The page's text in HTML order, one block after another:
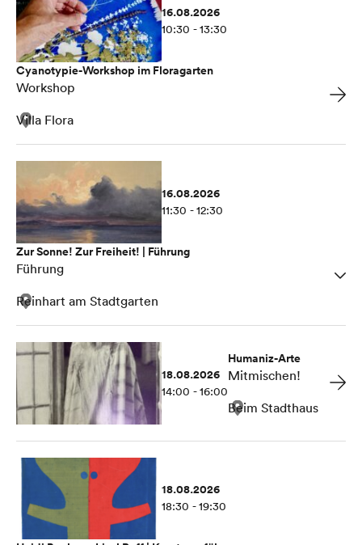
16.08.2026
10:30 - 13:30
Cyanotypie-Workshop im Floragarten
Workshop
Villa Flora
16.08.2026
11:30 - 12:30
Zur Sonne! Zur Freiheit! | Führung
Führung
Reinhart am Stadtgarten
18.08.2026
14:00 - 16:00
Humaniz-Arte
Mitmischen!
Beim Stadthaus
18.08.2026
18:30 - 19:30